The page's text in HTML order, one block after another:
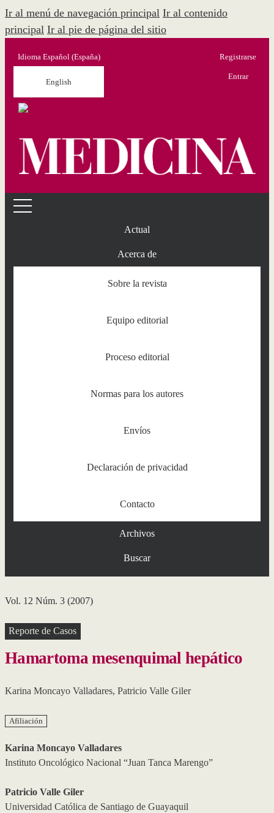
Ir al menú de navegación principal Ir al contenido
principal Ir al pie de página del sitio
Idioma Español (España)
English
Registrarse
Entrar
Actual
Acerca de
Sobre la revista
Equipo editorial
Proceso editorial
Normas para los autores
Envíos
Declaración de privacidad
Contacto
Archivos
Buscar
Vol. 12 Núm. 3 (2007)
Reporte de Casos
Hamartoma mesenquimal hepático
Karina Moncayo Valladares, Patricio Valle Giler
Afiliación
Karina Moncayo Valladares
Instituto Oncológico Nacional “Juan Tanca Marengo”
Patricio Valle Giler
Universidad Católica de Santiago de Guayaquil